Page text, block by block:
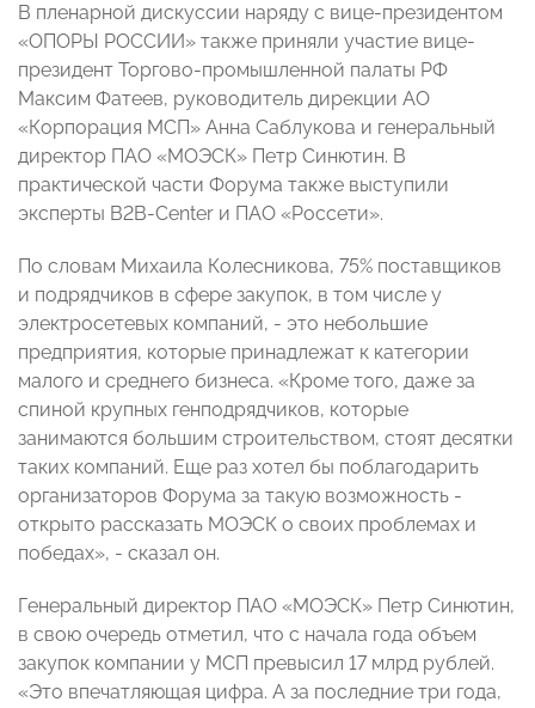
В пленарной дискуссии наряду с вице-президентом
«ОПОРЫ РОССИИ» также приняли участие вице-
президент Торгово-промышленной палаты РФ
Максим Фатеев, руководитель дирекции АО
«Корпорация МСП» Анна Саблукова и генеральный
директор ПАО «МОЭСК» Петр Синютин. В
практической части Форума также выступили
эксперты B2B-Center и ПАО «Россети».
По словам Михаила Колесникова, 75% поставщиков
и подрядчиков в сфере закупок, в том числе у
электросетевых компаний, - это небольшие
предприятия, которые принадлежат к категории
малого и среднего бизнеса. «Кроме того, даже за
спиной крупных генподрядчиков, которые
занимаются большим строительством, стоят десятки
таких компаний. Еще раз хотел бы поблагодарить
организаторов Форума за такую возможность -
открыто рассказать МОЭСК о своих проблемах и
победах», - сказал он.
Генеральный директор ПАО «МОЭСК» Петр Синютин,
в свою очередь отметил, что с начала года объем
закупок компании у МСП превысил 17 млрд рублей.
«Это впечатляющая цифра. А за последние три года,